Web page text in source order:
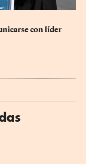
con líder